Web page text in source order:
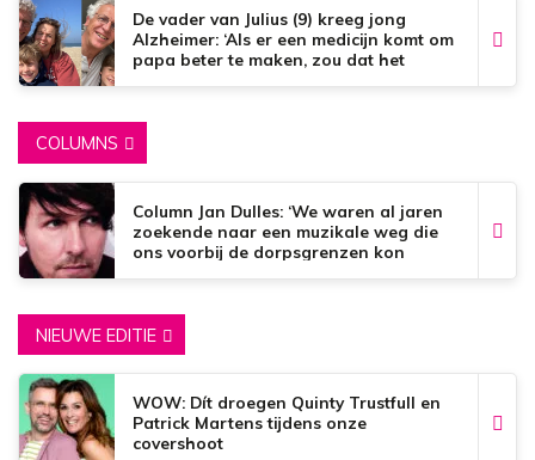
De vader van Julius (9) kreeg jong
Alzheimer: ‘Als er een medicijn komt om
papa beter te maken, zou dat het
COLUMNS
Column Jan Dulles: ‘We waren al jaren
zoekende naar een muzikale weg die
ons voorbij de dorpsgrenzen kon
NIEUWE EDITIE
WOW: Dít droegen Quinty Trustfull en
Patrick Martens tijdens onze
covershoot